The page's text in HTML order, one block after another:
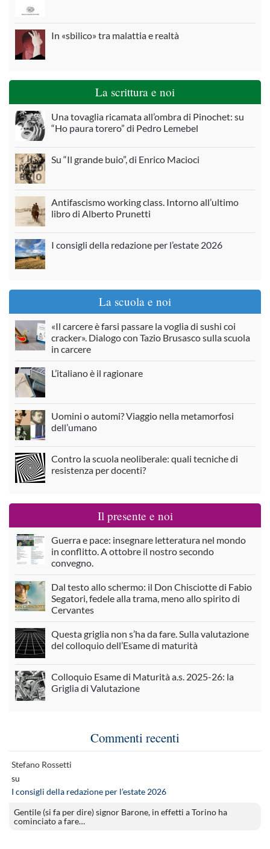
In «sbilico» tra malattia e realtà
La scrittura e noi
Una tovaglia ricamata all’ombra di Pinochet: su
“Ho paura torero” di Pedro Lemebel
Su “Il grande buio”, di Enrico Macioci
Antifascismo working class. Intorno all’ultimo
libro di Alberto Prunetti
I consigli della redazione per l’estate 2026
La scuola e noi
«Il carcere è farsi passare la voglia di sushi coi
cracker». Dialogo con Tazio Brusasco sulla scuola
in carcere
L’italiano è il ragionare
Uomini o automi? Viaggio nella metamorfosi
dell’umano
Contro la scuola neoliberale: quali tecniche di
resistenza per docenti?
Il presente e noi
Guerra e pace: insegnare letteratura nel mondo
in conflitto. A ottobre il nostro secondo
convegno.
Dal testo allo schermo: il Don Chisciotte di Fabio
Segatori, fedele alla trama, meno allo spirito di
Cervantes
Questa griglia non s’ha da fare. Sulla valutazione
del colloquio dell’Esame di maturità
Colloquio Esame di Maturità a.s. 2025-26: la
Griglia di Valutazione
Commenti recenti
Stefano Rossetti
su
I consigli della redazione per l’estate 2026
Gentile (si fa per dire) signor Barone, in effetti a Torino ha
cominciato a fare…